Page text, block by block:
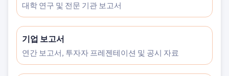
대학 연구 및 전문 기관 보고서
기업 보고서
연간 보고서, 투자자 프레젠테이션 및 공시 자료